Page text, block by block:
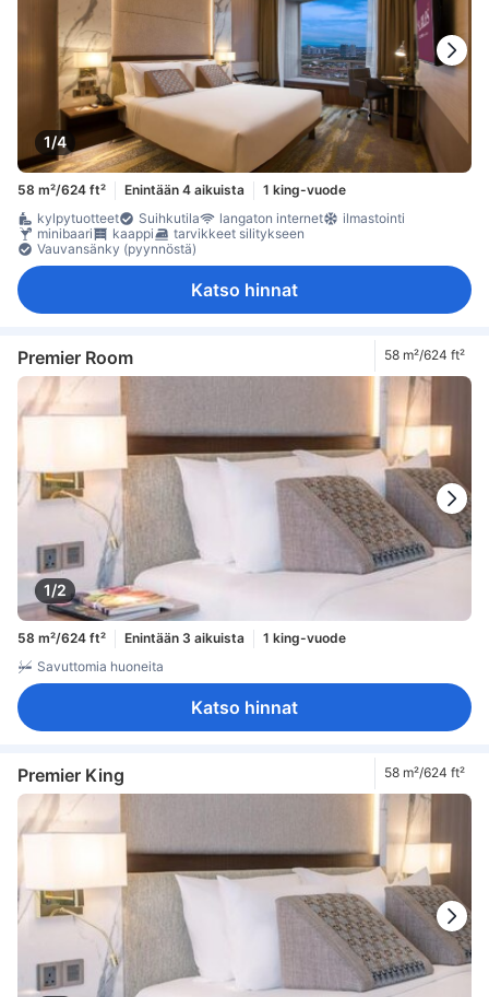
1/4
58 m²/624 ft² Enintään 4 aikuista
1 king-vuode
kylpytuotteet
Suihkutila langaton internet
ilmastointi
minibaari
kaappi
tarvikkeet silitykseen
Vauvansänky (pyynnöstä)
Katso hinnat
Premier Room 58 m²/624 ft²
1/2
58 m²/624 ft² Enintään 3 aikuista
1 king-vuode
Savuttomia huoneita
Katso hinnat
Premier King 58 m²/624 ft²